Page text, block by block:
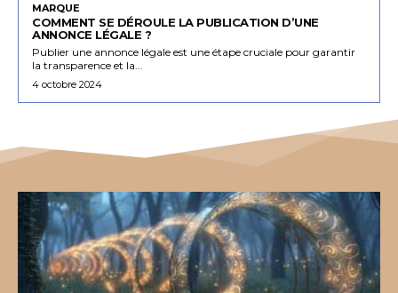
MARQUE
COMMENT SE DÉROULE LA PUBLICATION D’UNE
ANNONCE LÉGALE ?
Publier une annonce légale est une étape cruciale pour garantir
la transparence et la...
4 octobre 2024